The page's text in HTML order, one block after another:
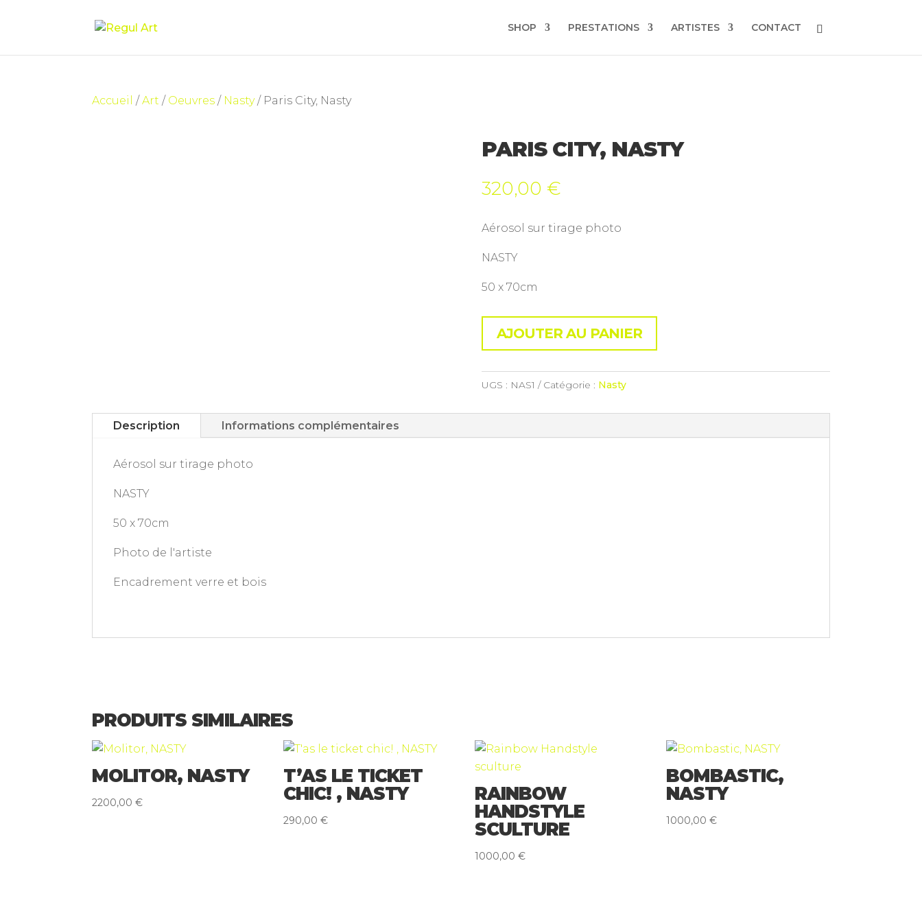
SHOP PRESTATIONS ARTISTES CONTACT
Accueil /Art / Oeuvres / Nasty/ Paris City, Nasty
PARIS CITY, NASTY
320,00 €
Aérosol sur tirage photo
NASTY
50 x 70cm
AJOUTER AU PANIER
UGS : NAS1 Catégorie : Nasty
Description Informations complémentaires
Aérosol sur tirage photo
NASTY
50 x 70cm
Photo de l'artiste
Encadrement verre et bois
PRODUITS SIMILAIRES
MOLITOR, NASTY
2200,00€
T’AS LE TICKET
CHIC! , NASTY
290,00€
RAINBOW
HANDSTYLE
SCULTURE
1000,00€
BOMBASTIC,
NASTY
1000,00€